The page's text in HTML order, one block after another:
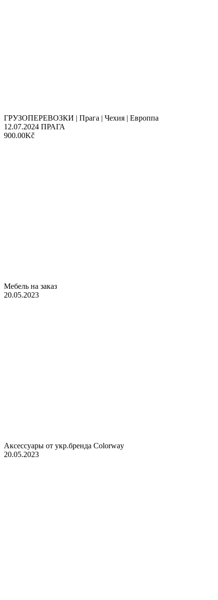
ГРУЗОПЕРЕВОЗКИ | Прага | Чехия | Европпа
12.07.2024 ПРАГА
900.00Kč
Мебель на заказ
20.05.2023
Аксессуары от укр.бренда Colorway
20.05.2023